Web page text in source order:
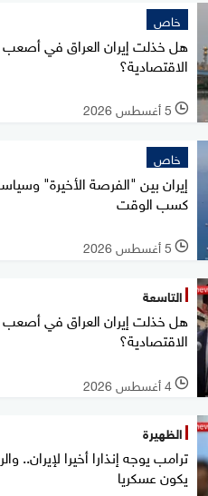
خاص
هل خذلت إيران العراق في أصعب
الاقتصادية؟
l 5 أغسطس 2026
خاص
إيران بين "الفرصة الأخيرة"
كسب الوقت
l 5 أغسطس 2026
التاسعة
هل خذلت إيران العراق في أصعب
الاقتصادية؟
l 4 أغسطس 2026
الظهيرة
ترامب يوجه إنذارا أخيرا لإيران..
يكون عسكريا